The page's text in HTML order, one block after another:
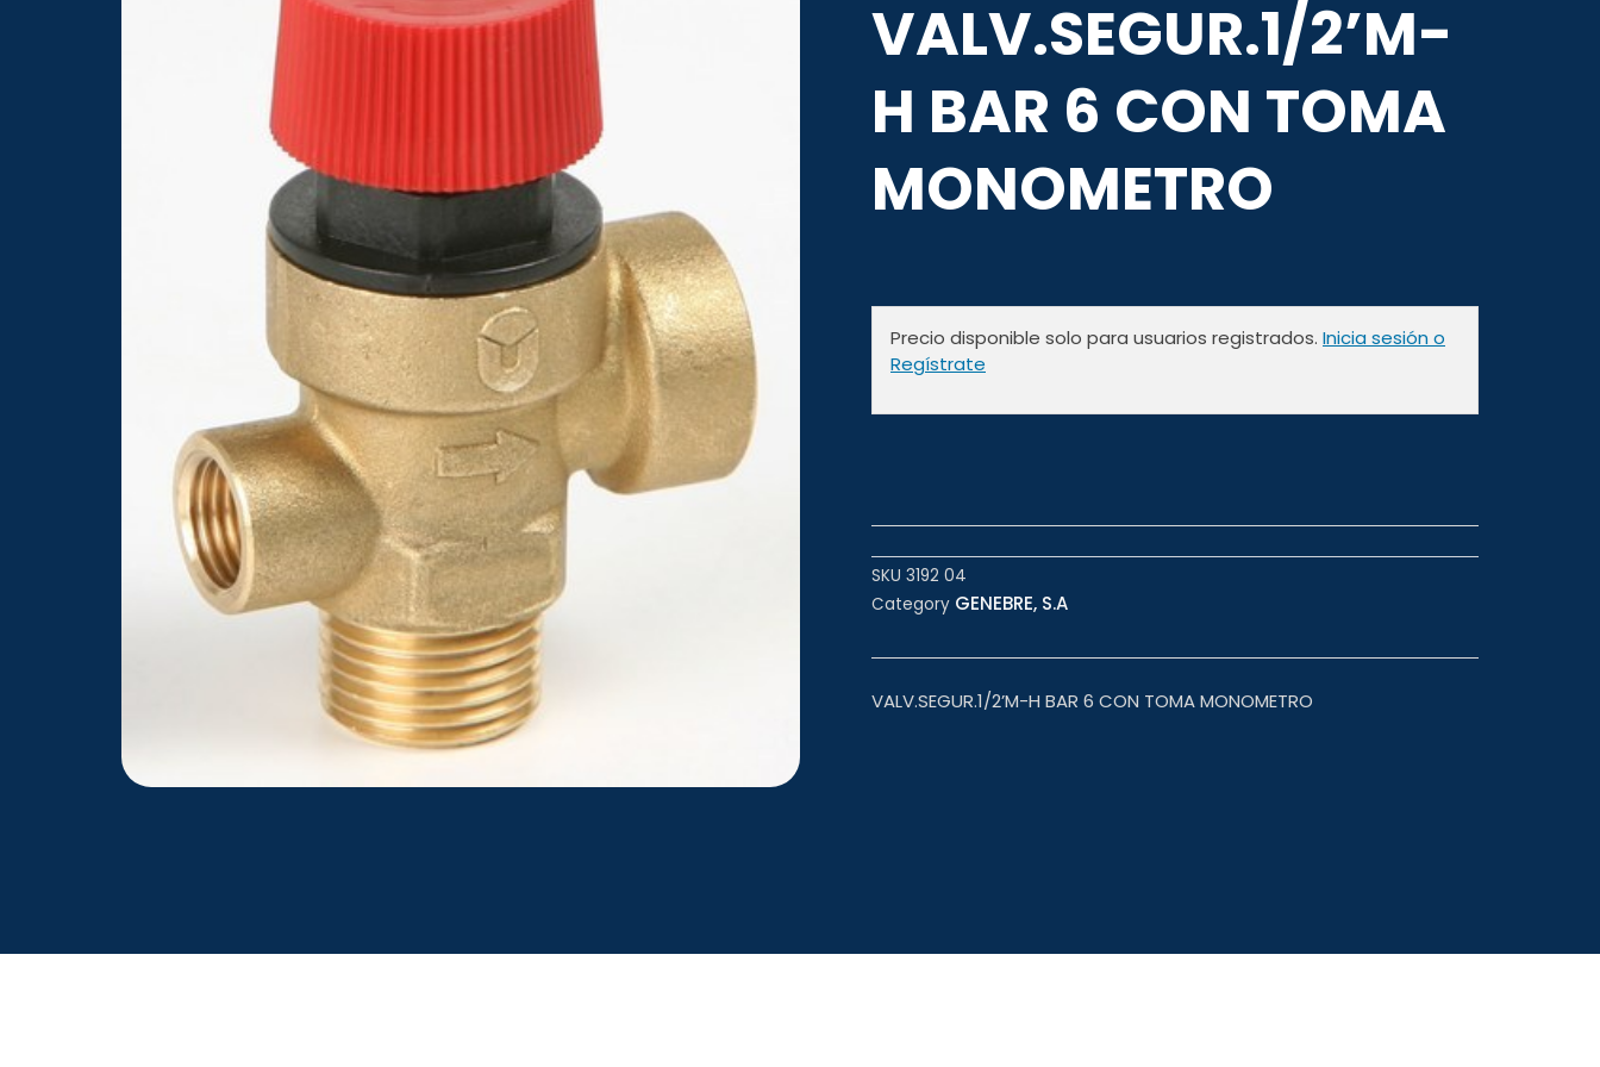
VALV.SEGUR.1/2’M-
H BAR 6 CON TOMA
MONOMETRO
Precio disponible solo para usuarios registrados. Inicia sesión o
Regístrate
SKU 3192 04
Category GENEBRE, S.A
VALV.SEGUR.1/2’M-H BAR 6 CON TOMA MONOMETRO